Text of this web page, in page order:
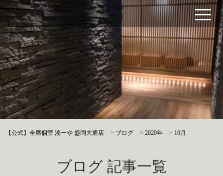
【公式】全席個室 湊一や 盛岡大通店 > ブログ >2020年 > 10月
ブログ 記事一覧